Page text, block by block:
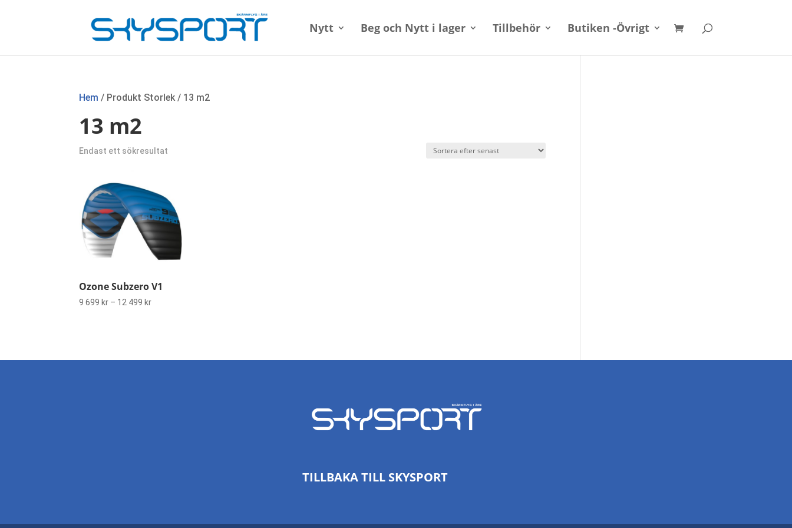
Nytt Beg och Nytt i lager Tillbehör Butiken -Övrigt
Hem / Produkt Storlek / 13 m2
13 m2
Endast ett sökresultat
Ozone Subzero V1
9 699kr – 12 499krPrisintervall:
TILLBAKA TILL SKYSPORT